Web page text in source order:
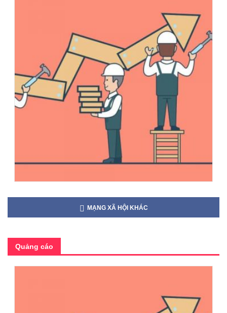
MẠNG XÃ HỘI KHÁC
Quảng cáo